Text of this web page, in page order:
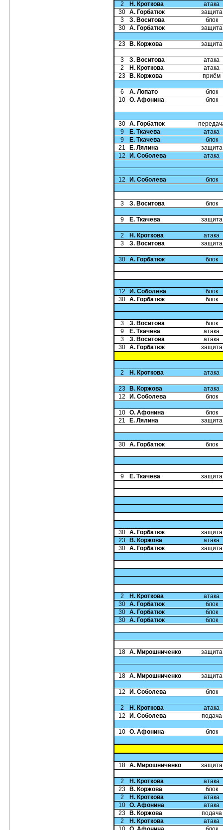
2 Н. Кроткова
атака
30 А. Горбатюк
защита
3
З. Воситова
блок
30 А. Горбатюк защита
23 В. Коржова защита
3 З. Воситова
атака
2
Н. Кроткова
атака
23
В. Коржова приём
6 А. Лопато
блок
10 О. Афонина блок
30 А. Горбатюк
9
Е. Ткачева
атака
9
Е. Ткачева
блок
21
Е. Лялина
защита
12
И. Соболева атака
12 И. Соболева блок
3 З. Воситова блок
9 Е. Ткачева защита
2 Н. Кроткова
атака
3
З. Воситова защита
30 А. Горбатюк блок
12 И. Соболева
блок
30 А. Горбатюк блок
3 З. Воситова
блок
9
Е. Ткачева
атака
3
З. Воситова
атака
30 А. Горбатюк защита
2 Н. Кроткова атака
23 В. Коржова
атака
12
И. Соболева блок
10 О. Афонина
блок
21
Е. Лялина защита
30 А. Горбатюк блок
9 Е. Ткачева защита
30 А. Горбатюк
защита
23
В. Коржова
атака
30 А. Горбатюк защита
2 Н. Кроткова
атака
30 А. Горбатюк
блок
30 А. Горбатюк
блок
30 А. Горбатюк блок
18 А. Мирошниченко защита
18 А. Мирошниченко защита
12 И. Соболева блок
2 Н. Кроткова
атака
12
И. Соболева подача
10 О. Афонина блок
18 А. Мирошниченко защита
2 Н. Кроткова
атака
23
В. Коржова
блок
2
Н. Кроткова
атака
10 О. Афонина
атака
23
В. Коржова
подача
2
Н. Кроткова
атака